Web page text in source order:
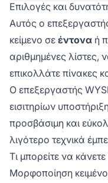
Επιλογές και
Αυτός ο
κείμενο σε έντονα ή
αριθμημένες λίστες,
επικολλάτε πίνακες
Ο επεξεργαστής
εισιτηρίων
προσβάσιμη και
λιγότερο τεχνικά
Τι μπορείτε να
Μορφοποίηση